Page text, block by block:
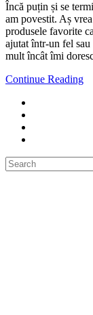
Încă puțin și se
am povestit. Aș
produsele favorite
ajutat într-un fel
mult încât îmi
Continue Reading
Search
for: